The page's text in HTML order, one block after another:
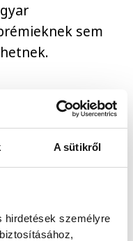
A sütikről
hirdetések személyre
sem
NB I